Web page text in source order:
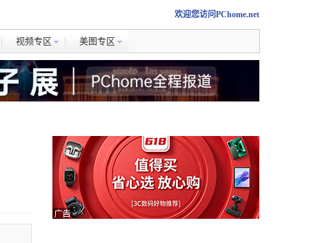
欢迎您访问PChome.net
视频专区 美图专区